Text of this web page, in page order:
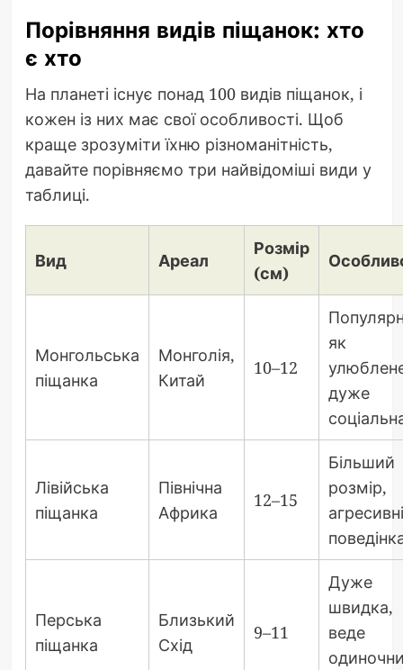
Порівняння видів піщанок: хто
є хто
На планеті існує понад 100 видів піщанок, і
кожен із них має свої особливості. Щоб
краще зрозуміти їхню різноманітність,
давайте порівняємо три найвідоміші види у
таблиці.
Вид Ареал
Розмір
(см)
Монгольська
піщанка
Монголія,
Китай
10–12
як
дуже
Лівійська
піщанка
Північна
Африка
12–15
Більший
розмір,
Перська
піщанка
Близький
Схід
9–11
Дуже
швидка,
веде